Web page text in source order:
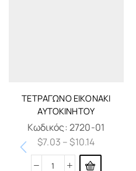
ΤΕΤΡΆΓΩΝΟ ΕΙΚΟΝΆΚΙ
ΑΥΤΟΚΙΝΉΤΟΥ
Κωδικός: 2720-01
$7.03 – $10.14